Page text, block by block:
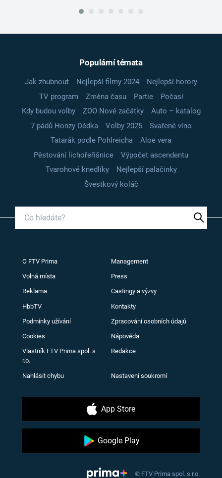
Populární témata
Jak zhubnout Nejlepší filmy 2024
Nejlepší horory
TV program
Změna času Partie
Počasí
Kdy budou volby
ZOO Nové začátky
Auto – katalog
7 pádů Honzy Dědka
Volby 2025
Svařené víno
Tatarák podle Pohlreicha
Aloe vera
Pěstování lichořeřišnice
Výpočet ascendentu
Tvarohové knedlíky
Nejlepší palačinky
Švestkový koláč
O FTV Prima Management
Volná místa Press
Reklama Castingy a výzvy
HbbTV Kontakty
Podmínky užívání Zpracování osobních údajů
Cookies Nápověda
Vlastník FTV Prima spol. s
r.o.
Redakce
Nahlásit chybu Nastavení soukromí
App Store
Google Play
© FTV Prima spol. s r.o.